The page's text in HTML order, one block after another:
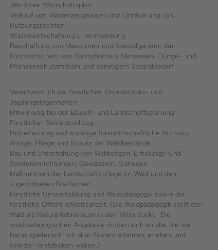
Jährlicher Wirtschaftsplan
Verkauf von Walderzeugnissen und Einräumung von
Nutzungsrechten
Wildbewirtschaftung u. Vermarktung
Beschaffung von Maschinen und Spezialgeräten der
Forstwirtschaft, von Forstpflanzen, Sämereien, Dünge- und
Pflanzenschutzmitteln und sonstigem Spezialbedarf
Verantwortlich bei forstlichen Grundstücks- und
Jagdangelegenheiten
Mitwirkung bei der Bauleit- und Landschaftsplanung
Forstlicher Betriebsvollzug
Holzeinschlag und sonstige forstwirtschaftliche Nutzung
Anlage, Pflege und Schutz der Waldbestände
Bau und Unterhaltung von Waldwegen, Erholungs-und
Sondereinrichtungen, Gewässern, Gehegen
Maßnahmen der Landschaftspflege im Wald und den
zugeordneten Freiflächen
Forstliche Umweltbildung und Waldpädagogik sowie die
forstliche Öffentlichkeitsarbeit. (Die Waldpädagogik stellt den
Wald als Naturerlebnisraum in den Mittelpunkt. Die
waldpädagogischen Angebote richten sich an alle, die die
Natur spielerisch mit allen Sinnen erfahren, erleben und
(wieder-)entdecken wollen.)